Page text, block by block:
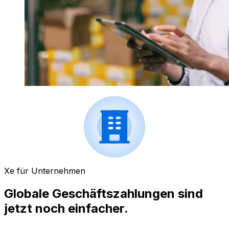
Xe für Unternehmen
Globale Geschäftszahlungen sind
jetzt noch einfacher.